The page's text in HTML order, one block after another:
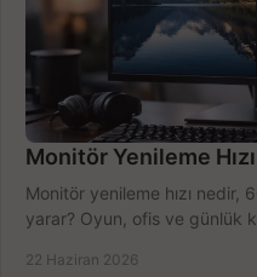
Monitör Yenileme
Monitör yenileme hızı nedir,
yarar? Oyun, ofis ve günlük
22 Haziran 2026